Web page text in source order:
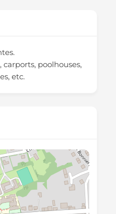
carports, poolhouses,
etc.